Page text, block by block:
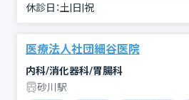
休診日：土|日|祝
医療法人社団細谷医院
内科/消化器科/胃腸科
砂川駅